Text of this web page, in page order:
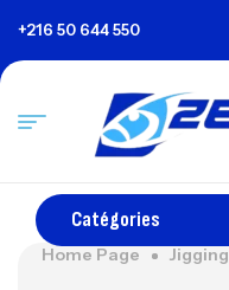
+216 50 644 550
Catégories
Home Page Jigging